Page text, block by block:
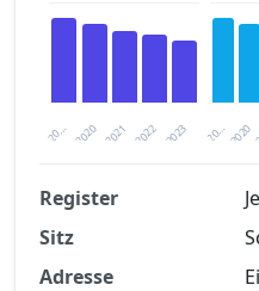
20… 2021 2023
2020 2022 20…2020
Register
Sitz
Adresse